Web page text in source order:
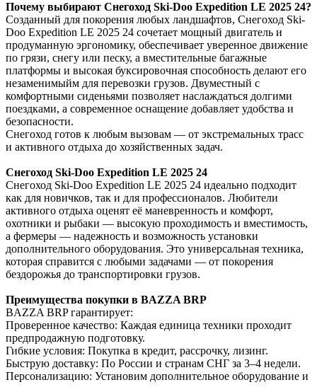
Почему выбирают Снегоход Ski-Doo Expedition LE 2025 24?
Созданный для покорения любых ландшафтов, Снегоход Ski-
Doo Expedition LE 2025 24 сочетает мощный двигатель и
продуманную эргономику, обеспечивает уверенное движение
по грязи, снегу или песку, а вместительные багажные
платформы и высокая буксировочная способность делают его
незаменимыйм для перевозки грузов. Двуместный с
комфортными сиденьями позволяет наслаждаться долгими
поездками, а современное оснащение добавляет удобства и
безопасности.
Снегоход готов к любым вызовам — от экстремальных трасс
и активного отдыха до хозяйственных задач.
Снегоход Ski-Doo Expedition LE 2025 24
Снегоход Ski-Doo Expedition LE 2025 24 идеально подходит
как для новичков, так и для профессионалов. Любители
активного отдыха оценят её маневренность и комфорт,
охотники и рыбаки — высокую проходимость и вместимость,
а фермеры — надежность и возможность установки
дополнительного оборудования. Это универсальная техника,
которая справится с любыми задачами — от покорения
бездорожья до транспортировки грузов.
Преимущества покупки в BAZZA BRP
BAZZA BRP гарантирует:
Проверенное качество: Каждая единица техники проходит
предпродажную подготовку.
Гибкие условия: Покупка в кредит, рассрочку, лизинг.
Быструю доставку: По России и странам СНГ за 3–4 недели.
Персонализацию: Установим дополнительное оборудование и